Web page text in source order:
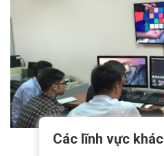
Các lĩnh vực khác